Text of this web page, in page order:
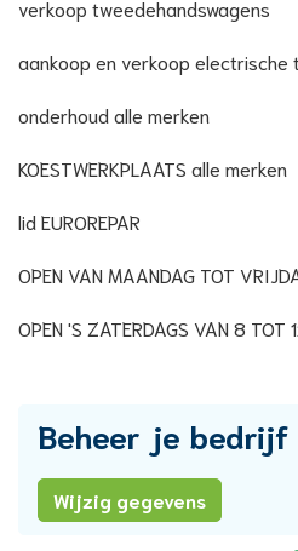
verkoop tweedehandswagens
aankoop en verkoop
onderhoud alle merken
KOESTWERKPLAATS alle merken
lid EUROREPAR
OPEN VAN MAANDAG TOT
OPEN 'S ZATERDAGS VAN 8 TOT
Beheer je bedrijf
Wijzig gegevens